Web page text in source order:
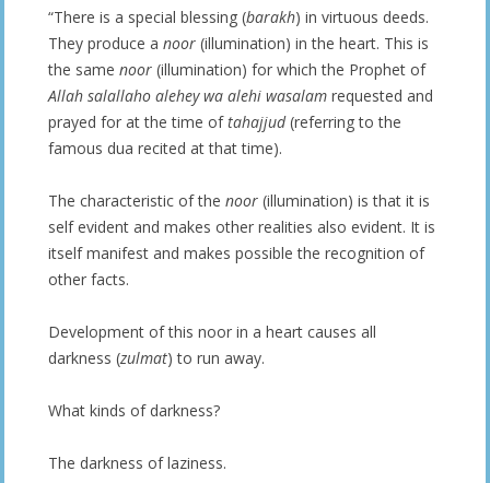
“There is a special blessing (barakh) in virtuous deeds.
They produce a noor (illumination) in the heart. This is
the same noor (illumination) for which the Prophet of
Allah salallaho alehey wa alehi wasalam requested and
prayed for at the time oftahajjud(referring to the
famous dua recited at that time).
The characteristic of the noor (illumination) is that it is
self evident and makes other realities also evident. It is
itself manifest and makes possible the recognition of
other facts.
Development of this noor in a heart causes all
darkness (zulmat) to run away.
What kinds of darkness?
The darkness of laziness.